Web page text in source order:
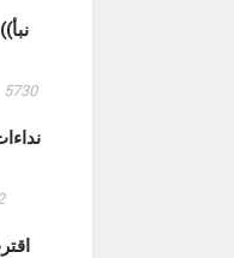
5730